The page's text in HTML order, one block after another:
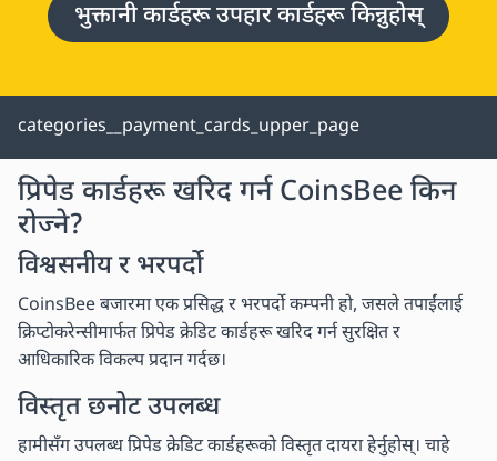
भुक्तानी कार्डहरू उपहार कार्डहरू किन्नुहोस्
categories__payment_cards_upper_page
प्रिपेड कार्डहरू खरिद गर्न CoinsBee किन
रोज्ने?
विश्वसनीय र भरपर्दो
CoinsBee बजारमा एक प्रसिद्ध र भरपर्दो कम्पनी हो, जसले तपाईंलाई
क्रिप्टोकरेन्सीमार्फत प्रिपेड क्रेडिट कार्डहरू खरिद गर्न सुरक्षित र
आधिकारिक विकल्प प्रदान गर्दछ।
विस्तृत छनोट उपलब्ध
हामीसँग उपलब्ध प्रिपेड क्रेडिट कार्डहरूको विस्तृत दायरा हेर्नुहोस्। चाहे